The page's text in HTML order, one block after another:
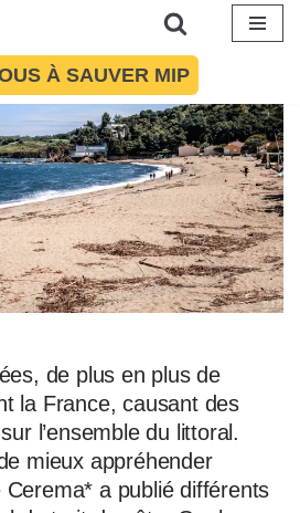
À SAUVER MIP
de plus en plus de
la France, causant des
l’ensemble du littoral.
mieux appréhender
Cerema* a publié différents